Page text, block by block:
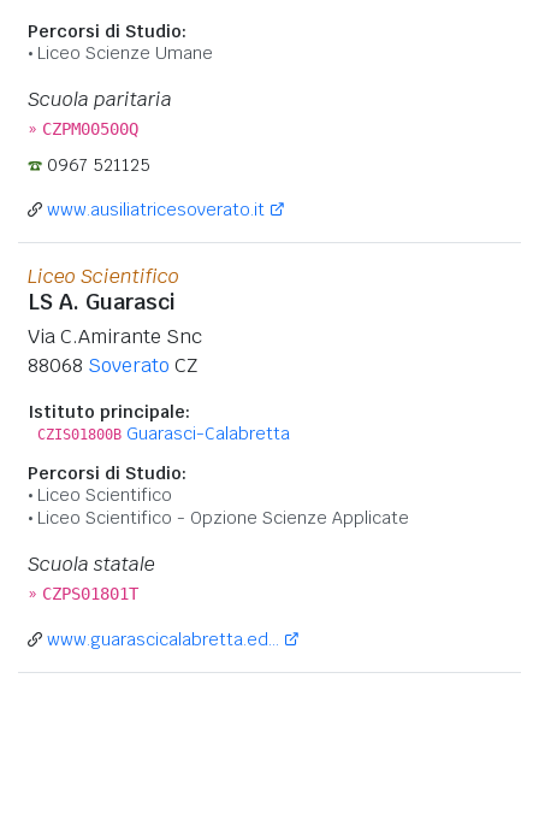
Percorsi di Studio:
Liceo Scienze Umane
Scuola paritaria
» CZPM00500Q
0967 521125
www.ausiliatricesoverato.it
Liceo Scientifico
LS A. Guarasci
Via C.Amirante Snc
88068 Soverato CZ
Istituto principale:
CZIS01800B Guarasci-Calabretta
Percorsi di Studio:
Liceo Scientifico
Liceo Scientifico - Opzione Scienze Applicate
Scuola statale
» CZPS01801T
www.guarascicalabretta.ed...